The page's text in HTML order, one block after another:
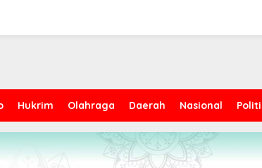
Hukrim Olahraga Daerah Nasional